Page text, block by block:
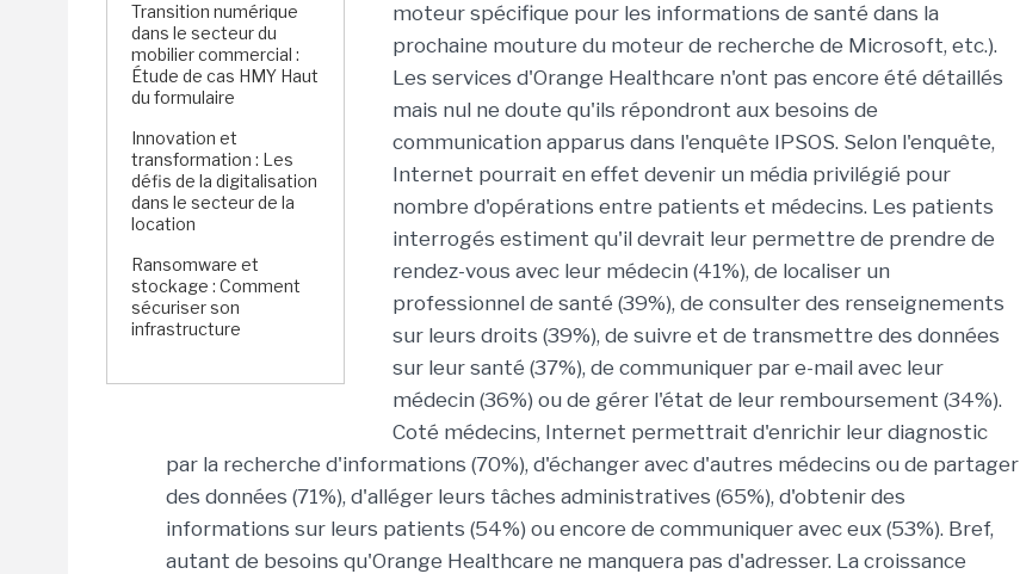
Transition numérique
dans le secteur du
mobilier commercial :
Étude de cas HMY Haut
du formulaire
Innovation et
transformation : Les
défis de la digitalisation
dans le secteur de la
location
Ransomware et
stockage : Comment
sécuriser son
infrastructure
moteur spécifique pour les informations de santé dans la
prochaine mouture du moteur de recherche de Microsoft, etc.).
Les services d'Orange Healthcare n'ont pas encore été détaillés
mais nul ne doute qu'ils répondront aux besoins de
communication apparus dans l'enquête IPSOS. Selon l'enquête,
Internet pourrait en effet devenir un média privilégié pour
nombre d'opérations entre patients et médecins. Les patients
interrogés estiment qu'il devrait leur permettre de prendre de
rendez-vous avec leur médecin (41%), de localiser un
professionnel de santé (39%), de consulter des renseignements
sur leurs droits (39%), de suivre et de transmettre des données
sur leur santé (37%), de communiquer par e-mail avec leur
médecin (36%) ou de gérer l'état de leur remboursement (34%).
Coté médecins, Internet permettrait d'enrichir leur diagnostic
par la recherche d'informations (70%), d'échanger avec d'autres médecins ou de partager
des données (71%), d'alléger leurs tâches administratives (65%), d'obtenir des
informations sur leurs patients (54%) ou encore de communiquer avec eux (53%). Bref,
autant de besoins qu'Orange Healthcare ne manquera pas d'adresser. La croissance